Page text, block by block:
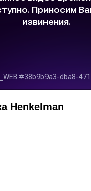
Henkelman